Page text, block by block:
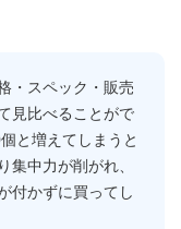
・スペック・販売
見比べることがで
と増えてしまうと
集中力が削がれ、
付かずに買ってし